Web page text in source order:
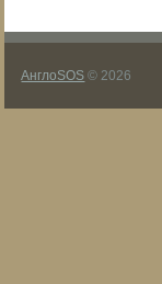
АнглоSOS © 2026